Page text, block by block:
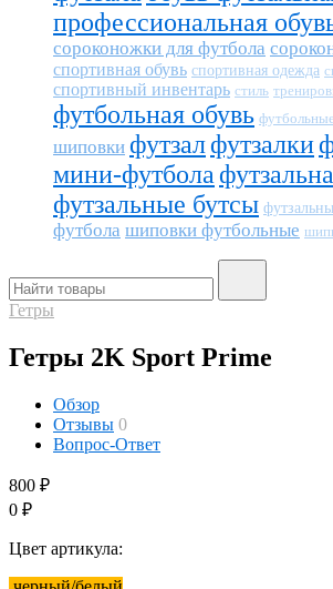
профессиональная
сороконожки для футбола
спортивная обувь спортивная одежда
спортивный инвентарь стиль
футбольная обувь
шиповки футзалфутзалки
мини-футбола
футзальные бутсы
футбола шиповки футбольные
Гетры
Гетры 2K Sport Prime
Обзор
Отзывы 0
Вопрос-Ответ
800 ₽
0 ₽
Цвет артикула: